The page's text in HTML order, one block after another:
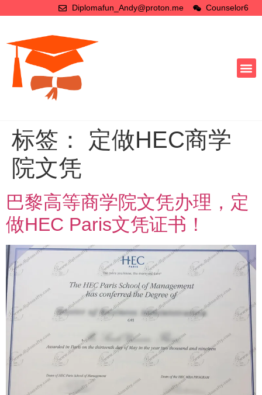
Diplomafun_Andy@proton.me Counselor6
标签： 定做HEC商学
院文凭
巴黎高等商学院文凭办理，定
做HEC Paris文凭证书！